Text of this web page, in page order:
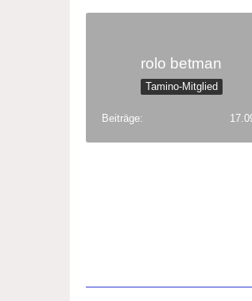
rolo betman
Tamino-Mitglied
Beiträge